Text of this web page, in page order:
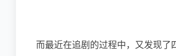
而最近在追剧的过程中，又发现了